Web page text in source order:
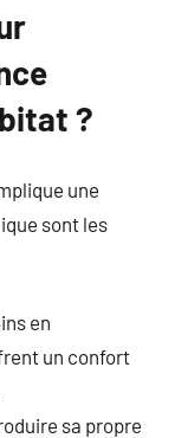
?
une
sont les
en
un confort
sa propre